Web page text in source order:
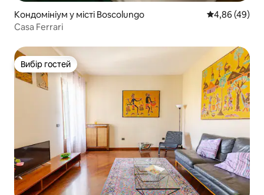
Кондомініум у місті Boscolungo Середня
4,86 (49)
Casa Ferrari
Вибір гостей
Вибір гостей